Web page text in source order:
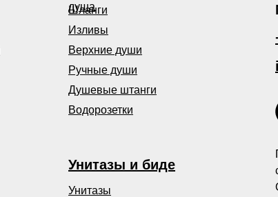
Унитазы
Унитазы и биде
душа
Шланги
Изливы
Верхние души
Ручные души
Душевые штанги
Водорозетки